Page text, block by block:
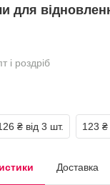
для
і роздріб
₴ від 3 шт. 123 ₴
Доставка